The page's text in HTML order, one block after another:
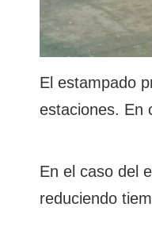
El estampado
estaciones. En
En el caso del
reduciendo